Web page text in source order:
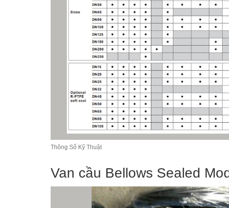
Thông Số Kỹ Thuật
Van cầu Bellows Sealed